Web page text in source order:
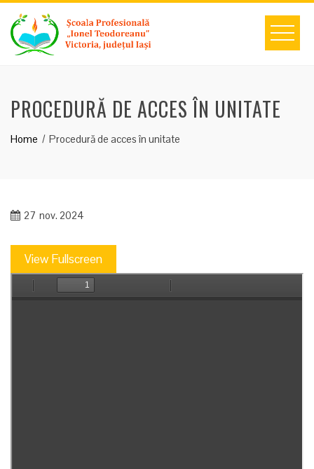
content
PROCEDURĂ DE ACCES ÎN UNITATE
Home Procedură de acces în unitate
27 nov. 2024
View Fullscreen